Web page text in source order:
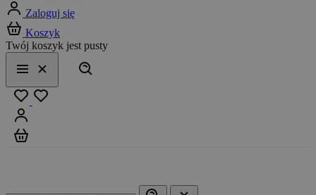
Zaloguj się
Koszyk
Twój koszyk jest pusty
Menu
Zamknij